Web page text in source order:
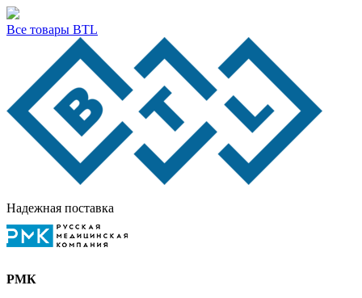
Все товары BTL
Надежная поставка
РМК